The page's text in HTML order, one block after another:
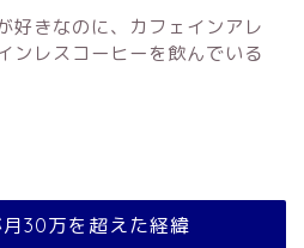
好きなのに、カフェインアレ
ンレスコーヒーを飲んでいる
30万を超えた経緯